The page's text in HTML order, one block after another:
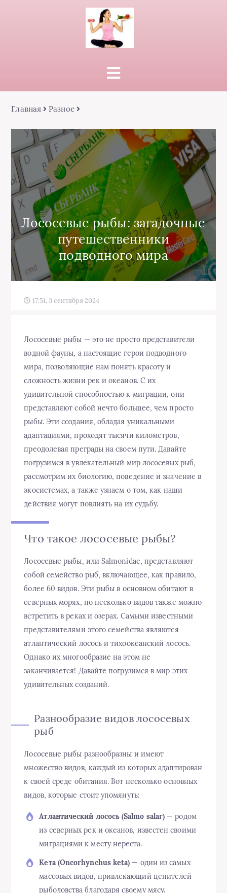
Главная Разное
Лососевые рыбы: загадочные
путешественники
подводного мира
17:51, 3 сентября 2024
Лососевые рыбы — это не просто представители
водной фауны, а настоящие герои подводного
мира, позволяющие нам понять красоту и
сложность жизни рек и океанов. С их
удивительной способностью к миграции, они
представляют собой нечто большее, чем просто
рыбы. Эти создания, обладая уникальными
адаптациями, проходят тысячи километров,
преодолевая преграды на своем пути. Давайте
погрузимся в увлекательный мир лососевых рыб,
рассмотрим их биологию, поведение и значение в
экосистемах, а также узнаем о том, как наши
действия могут повлиять на их судьбу.
Что такое лососевые рыбы?
Лососевые рыбы, или Salmonidae, представляют
собой семейство рыб, включающее, как правило,
более 60 видов. Эти рыбы в основном обитают в
северных морях, но несколько видов также можно
встретить в реках и озерах. Самыми известными
представителями этого семейства являются
атлантический лосось и тихоокеанский лосось.
Однако их многообразие на этом не
заканчивается! Давайте погрузимся в мир этих
удивительных созданий.
Разнообразие видов лососевых
рыб
Лососевые рыбы разнообразны и имеют
множество видов, каждый из которых адаптирован
к своей среде обитания. Вот несколько основных
видов, которые стоит упомянуть:
Атлантический лосось (Salmo salar) — родом
из северных рек и океанов, известен своими
миграциями к месту нереста.
Кета (Oncorhynchus keta) — один из самых
массовых видов, привлекающий ценителей
рыболовства благодаря своему мясу.